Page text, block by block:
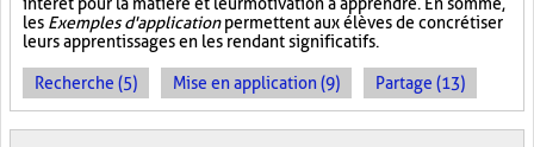
les Exemples d'applicationpermettent aux élèves de concrétiser
leurs apprentissages en les rendant significatifs.
Recherche (5) Mise en application (9) Partage (13)